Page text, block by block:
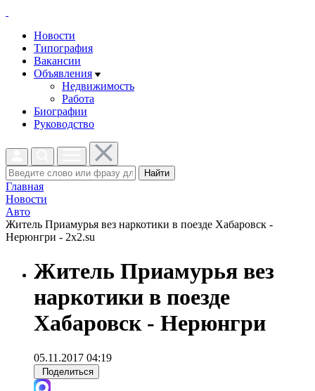
Новости
Типография
Вакансии
Объявления
Недвижимость
Работа
Биографии
Руководство
Найти
Главная
Новости
Авто
Житель Приамурья вез наркотики в поезде Хабаровск -
Нерюнгри - 2x2.su
Житель Приамурья вез
наркотики в поезде
Хабаровск - Нерюнгри
05.11.2017 04:19
Поделиться